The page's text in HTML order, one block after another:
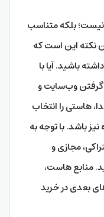
بلکه متناسب
نکته این است که
باشید. آیا با
گرفتن وب‌سایت و
هاستی را انتخاب
باشد. با توجه به
مجازی و
منابع هاست،
بعدی در خرید